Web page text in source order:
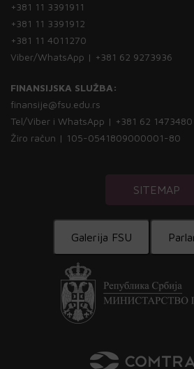
+381 11 3391911
+381 11 3391912
+381 11 4011270
Viber/WhatsApp | +381 62 9273936
FINANSIJSKA SLUŽBA:
finansije@fsu.edu.rs
Tel/Viber i WhatsApp | +381 62 1473480
Žiro račun | 105-0541809000001-80
SITEMAP
Galerija FSU